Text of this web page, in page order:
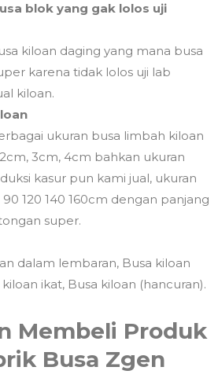
blok yang gak lolos uji
kiloan daging yang mana busa
karena tidak lolos uji lab
kiloan.
ukuran busa limbah kiloan
3cm, 4cm bahkan ukuran
kasur pun kami jual, ukuran
120 140 160cm dengan panjang
super.
dalam lembaran, Busa kiloan
ikat, Busa kiloan (hancuran).
Membeli Produk
Busa Zgen